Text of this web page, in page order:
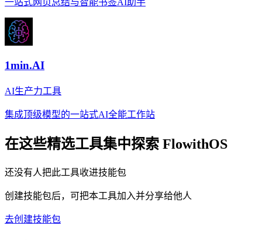
一站式网页总结与智能书签AI助手
1min.AI
AI生产力工具
集成顶级模型的一站式AI全能工作站
在这些精选工具集中探索 FlowithOS
还没有人把此工具收进技能包
创建技能包后，可把本工具加入并分享给他人
去创建技能包